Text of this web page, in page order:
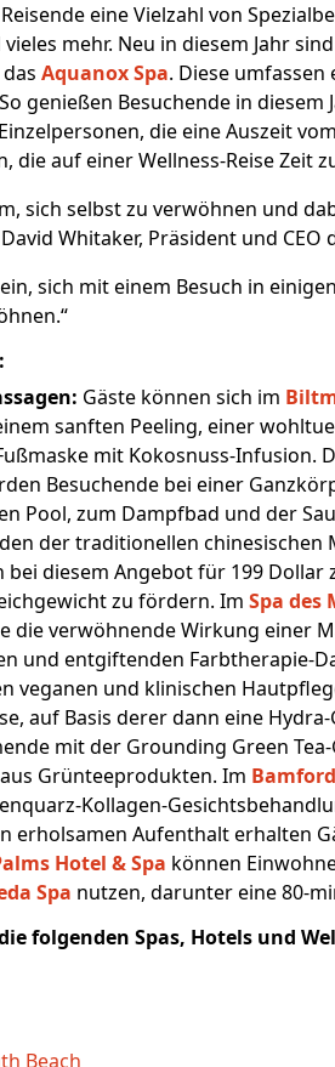
eine Vielzahl von
mehr. Neu in diesem Jahr
Aquanox Spa. Diese
genießen Besuchende in diesem
die eine Auszeit
die auf einer Wellness-Reise Zeit
sich selbst zu verwöhnen und
Whitaker, Präsident und CEO
sich mit einem Besuch in
Gäste können sich im
sanften Peeling, einer
mit Kokosnuss-
Besuchende bei einer
Pool, zum Dampfbad und der
der traditionellen chinesischen
diesem Angebot für 199
zu fördern. Im Spa des
verwöhnende Wirkung einer
und entgiftenden Farbtherapie-
veganen und klinischen
auf Basis derer dann eine
mit der Grounding Green
Grünteeprodukten. Im
Kollagen-
erholsamen Aufenthalt erhalten
Hotel & Spa können
Spa nutzen, darunter eine 80-
folgenden Spas, Hotels und
Beach